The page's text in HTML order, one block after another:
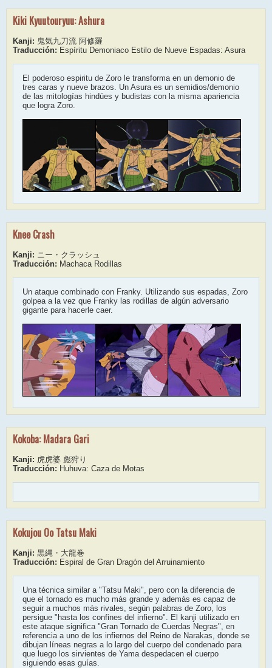
Kiki Kyuutouryuu: Ashura
Kanji: 鬼気九刀流 阿修羅
Traducción: Espíritu Demoniaco Estilo de Nueve Espadas: Asura
El poderoso espiritu de Zoro le transforma en un demonio de
tres caras y nueve brazos. Un Asura es un semidios/demonio
de las mitologías hindúes y budistas con la misma apariencia
que logra Zoro.
Knee Crash
Kanji: ニー・クラッシュ
Traducción: Machaca Rodillas
Un ataque combinado con Franky. Utilizando sus espadas, Zoro
golpea a la vez que Franky las rodillas de algún adversario
gigante para hacerle caer.
Kokoba: Madara Gari
Kanji: 虎虎婆 彪狩り
Traducción: Huhuva: Caza de Motas
Kokujou Oo Tatsu Maki
Kanji: 黒縄・大龍巻
Traducción: Espiral de Gran Dragón del Arruinamiento
Una técnica similar a "Tatsu Maki", pero con la diferencia de
que el tornado es mucho más grande y además es capaz de
seguir a muchos más rivales, según palabras de Zoro, los
persigue "hasta los confines del infierno". El kanji utilizado en
este ataque significa "Gran Tornado de Cuerdas Negras", en
referencia a uno de los infiernos del Reino de Narakas, donde se
dibujan líneas negras a lo largo del cuerpo del condenado para
que luego los sirvientes de Yama despedacen el cuerpo
siguiendo esas guías.